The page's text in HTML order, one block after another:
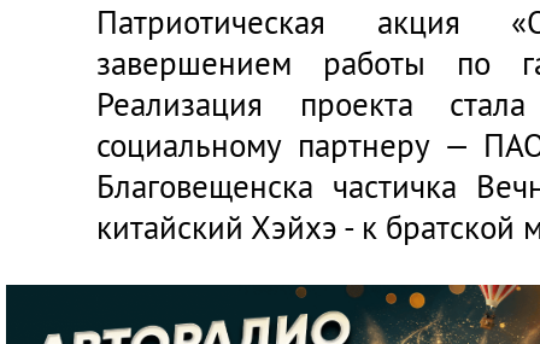
Патриотическая акция
завершением работы по
Реализация проекта
социальному партнеру —
Благовещенска частичка
китайский Хэйхэ - к братской